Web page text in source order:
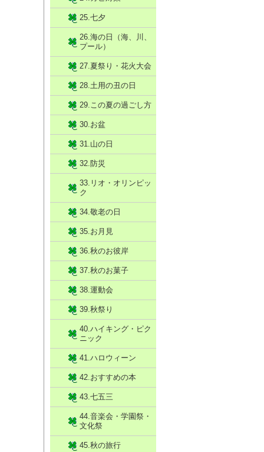
25.七夕
26.海の日（海、川、
プール）
27.夏祭り・花火大会
28.土用の丑の日
29.この夏の過ごし方
30.お盆
31.山の日
32.防災
33.リオ・オリンピッ
ク
34.敬老の日
35.お月見
36.秋のお彼岸
37.秋のお菓子
38.運動会
39.秋祭り
40.ハイキング・ピク
ニック
41.ハロウィーン
42.おすすめの本
43.七五三
44.音楽会・学園祭・
文化祭
45.秋の旅行